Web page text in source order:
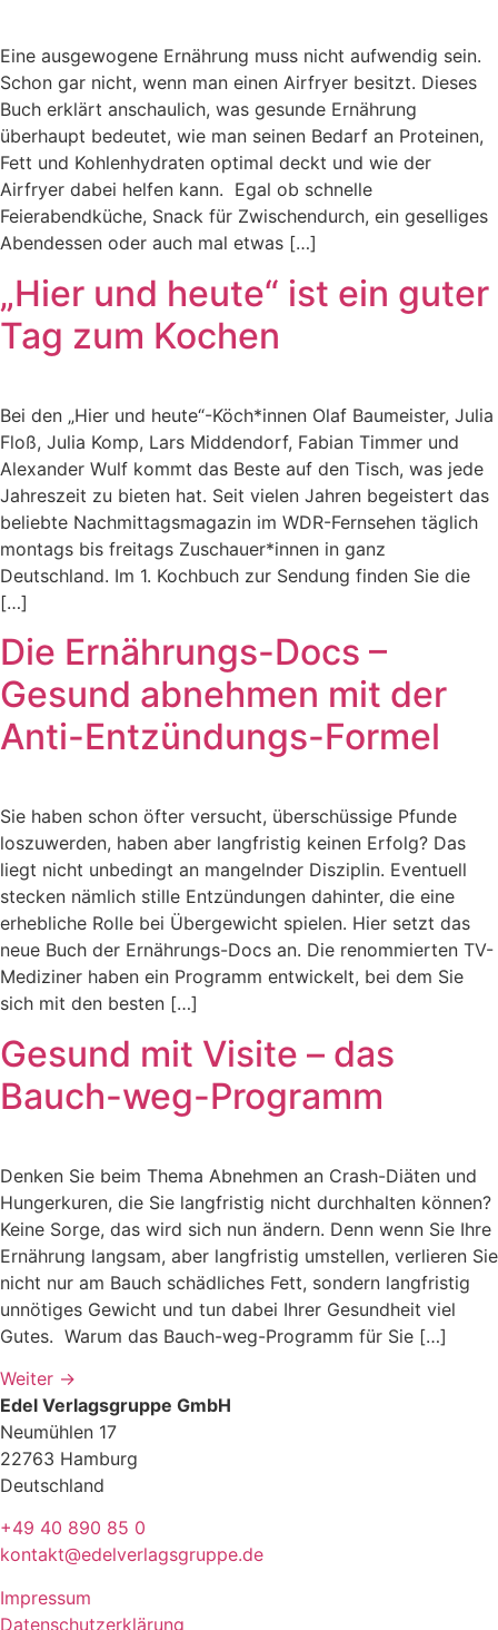
Eine ausgewogene Ernährung muss nicht aufwendig sein.
Schon gar nicht, wenn man einen Airfryer besitzt. Dieses
Buch erklärt anschaulich, was gesunde Ernährung
überhaupt bedeutet, wie man seinen Bedarf an Proteinen,
Fett und Kohlenhydraten optimal deckt und wie der
Airfryer dabei helfen kann. Egal ob schnelle
Feierabendküche, Snack für Zwischendurch, ein geselliges
Abendessen oder auch mal etwas […]
„Hier und heute“ ist ein guter
Tag zum Kochen
Bei den „Hier und heute“-Köch*innen Olaf Baumeister, Julia
Floß, Julia Komp, Lars Middendorf, Fabian Timmer und
Alexander Wulf kommt das Beste auf den Tisch, was jede
Jahreszeit zu bieten hat. Seit vielen Jahren begeistert das
beliebte Nachmittagsmagazin im WDR-Fernsehen täglich
montags bis freitags Zuschauer*innen in ganz
Deutschland. Im 1. Kochbuch zur Sendung finden Sie die
[…]
Die Ernährungs-Docs –
Gesund abnehmen mit der
Anti-Entzündungs-Formel
Sie haben schon öfter versucht, überschüssige Pfunde
loszuwerden, haben aber langfristig keinen Erfolg? Das
liegt nicht unbedingt an mangelnder Disziplin. Eventuell
stecken nämlich stille Entzündungen dahinter, die eine
erhebliche Rolle bei Übergewicht spielen. Hier setzt das
neue Buch der Ernährungs-Docs an. Die renommierten TV-
Mediziner haben ein Programm entwickelt, bei dem Sie
sich mit den besten […]
Gesund mit Visite – das
Bauch-weg-Programm
Denken Sie beim Thema Abnehmen an Crash-Diäten und
Hungerkuren, die Sie langfristig nicht durchhalten können?
Keine Sorge, das wird sich nun ändern. Denn wenn Sie Ihre
Ernährung langsam, aber langfristig umstellen, verlieren Sie
nicht nur am Bauch schädliches Fett, sondern langfristig
unnötiges Gewicht und tun dabei Ihrer Gesundheit viel
Gutes. Warum das Bauch-weg-Programm für Sie […]
Weiter →
Edel Verlagsgruppe GmbH
Neumühlen 17
22763 Hamburg
Deutschland
+49 40 890 85 0
kontakt@edelverlagsgruppe.de
Impressum
Datenschutzerklärung